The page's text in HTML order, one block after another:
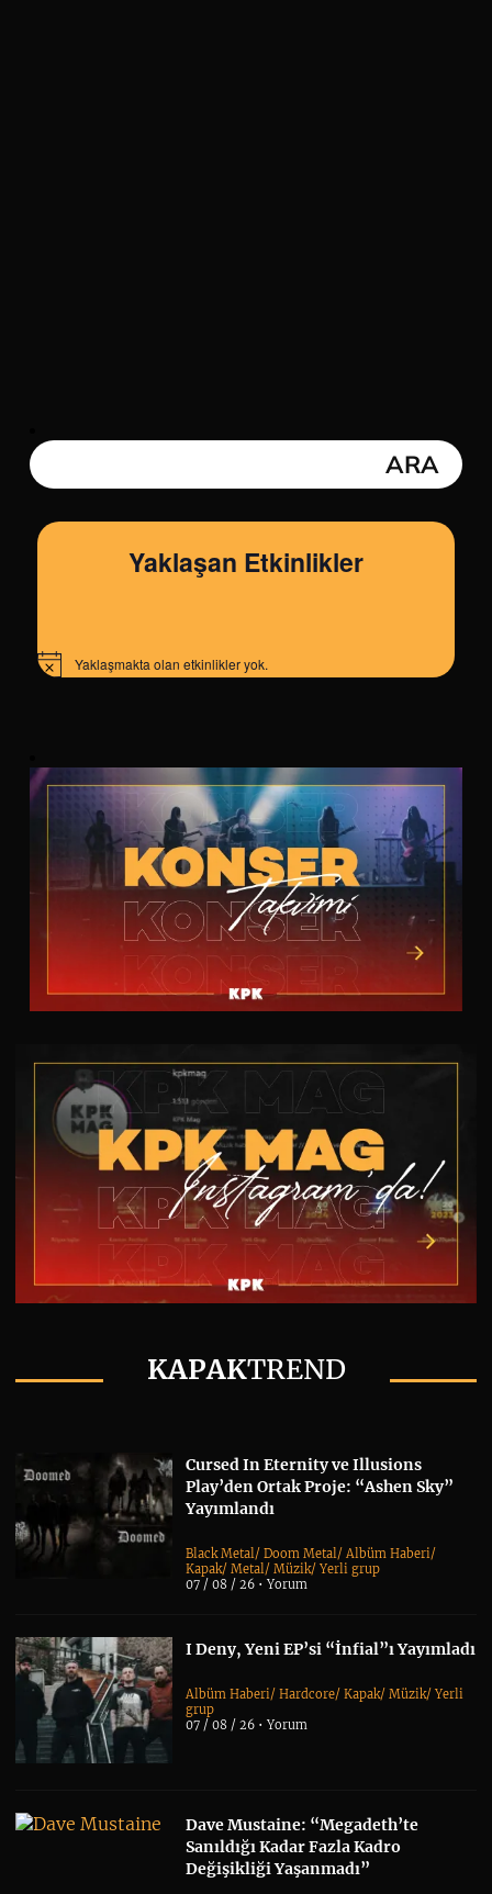
Yaklaşan Etkinlikler
Notice Yaklaşmakta olan etkinlikler yok.
KAPAKTREND
Cursed In Eternity ve Illusions
Play’den Ortak Proje: “Ashen Sky”
Yayımlandı
Black Metal/Doom Metal/Albüm Haberi/
Kapak/Metal/Müzik/Yerli grup
07 / 08 / 26 •Yorum
I Deny, Yeni EP’si “İnfial”ı Yayımladı
Albüm Haberi/Hardcore/Kapak/Müzik/Yerli
grup
07 / 08 / 26 •Yorum
Dave Mustaine: “Megadeth’te
Sanıldığı Kadar Fazla Kadro
Değişikliği Yaşanmadı”